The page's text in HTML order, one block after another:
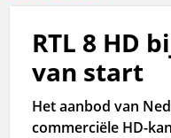
RTL 8 HD
van start
Het aanbod van
commerciële HD-